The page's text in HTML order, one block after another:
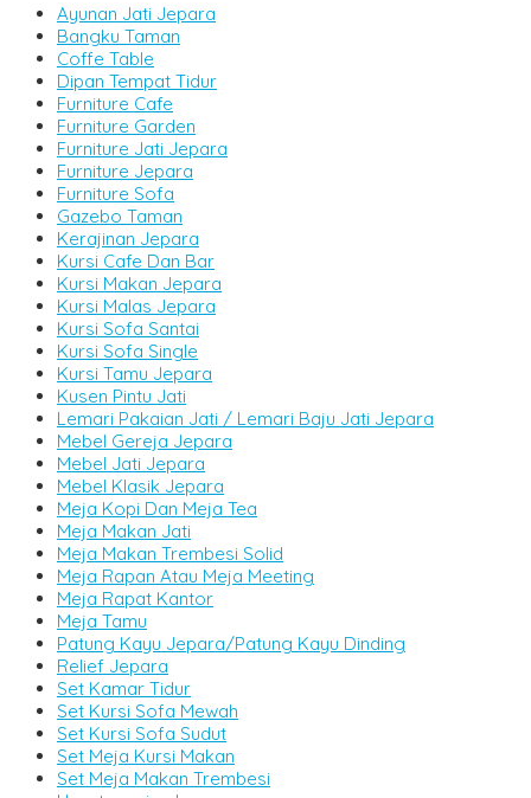
Ayunan Jati Jepara
Bangku Taman
Coffe Table
Dipan Tempat Tidur
Furniture Cafe
Furniture Garden
Furniture Jati Jepara
Furniture Jepara
Furniture Sofa
Gazebo Taman
Kerajinan Jepara
Kursi Cafe Dan Bar
Kursi Makan Jepara
Kursi Malas Jepara
Kursi Sofa Santai
Kursi Sofa Single
Kursi Tamu Jepara
Kusen Pintu Jati
Lemari Pakaian Jati / Lemari Baju Jati Jepara
Mebel Gereja Jepara
Mebel Jati Jepara
Mebel Klasik Jepara
Meja Kopi Dan Meja Tea
Meja Makan Jati
Meja Makan Trembesi Solid
Meja Rapan Atau Meja Meeting
Meja Rapat Kantor
Meja Tamu
Patung Kayu Jepara/Patung Kayu Dinding
Relief Jepara
Set Kamar Tidur
Set Kursi Sofa Mewah
Set Kursi Sofa Sudut
Set Meja Kursi Makan
Set Meja Makan Trembesi